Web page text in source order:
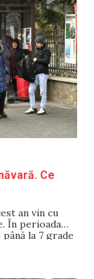
Ce
an vin cu
În perioada
la 7 grade
ţării, în